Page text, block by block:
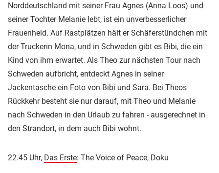
Norddeutschland mit seiner Frau Agnes (Anna Loos) und
seiner Tochter Melanie lebt, ist ein unverbesserlicher
Frauenheld. Auf Rastplätzen hält er Schäferstündchen mit
der Truckerin Mona, und in Schweden gibt es Bibi, die ein
Kind von ihm erwartet. Als Theo zur nächsten Tour nach
Schweden aufbricht, entdeckt Agnes in seiner
Jackentasche ein Foto von Bibi und Sara. Bei Theos
Rückkehr besteht sie nur darauf, mit Theo und Melanie
nach Schweden in den Urlaub zu fahren - ausgerechnet in
den Strandort, in dem auch Bibi wohnt.
22.45 Uhr, Das Erste: The Voice of Peace, Doku